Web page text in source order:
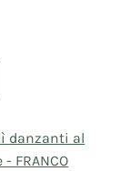
danzanti al
- FRANCO